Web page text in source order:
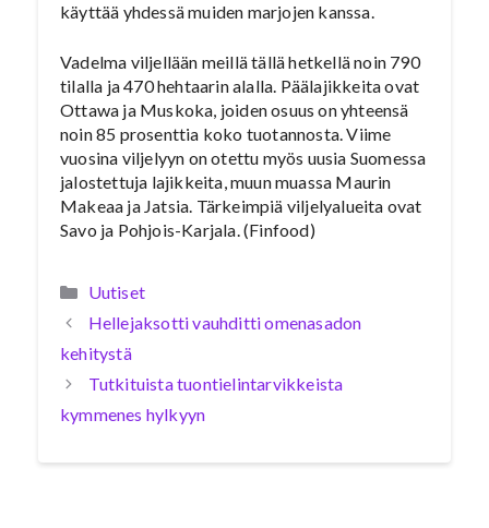
käyttää yhdessä muiden marjojen kanssa.
Vadelma viljellään meillä tällä hetkellä noin 790
tilalla ja 470 hehtaarin alalla. Päälajikkeita ovat
Ottawa ja Muskoka, joiden osuus on yhteensä
noin 85 prosenttia koko tuotannosta. Viime
vuosina viljelyyn on otettu myös uusia Suomessa
jalostettuja lajikkeita, muun muassa Maurin
Makeaa ja Jatsia. Tärkeimpiä viljelyalueita ovat
Savo ja Pohjois-Karjala. (Finfood)
Kategoriat
Uutiset
Hellejaksotti vauhditti omenasadon
kehitystä
Tutkituista tuontielintarvikkeista
kymmenes hylkyyn